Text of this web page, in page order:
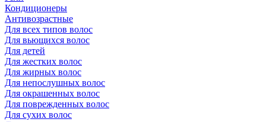
Кондиционеры
Антивозрастные
Для всех типов волос
Для вьющихся волос
Для детей
Для жестких волос
Для жирных волос
Для непослушных волос
Для окрашенных волос
Для поврежденных волос
Для сухих волос